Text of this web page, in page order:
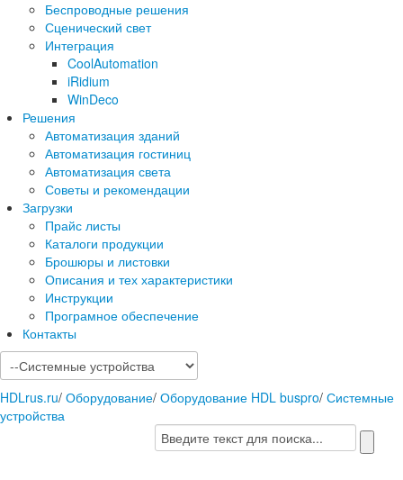
Беспроводные решения
Сценический свет
Интеграция
CoolAutomation
iRidium
WinDeco
Решения
Автоматизация зданий
Автоматизация гостиниц
Автоматизация света
Советы и рекомендации
Загрузки
Прайс листы
Каталоги продукции
Брошюры и листовки
Описания и тех характеристики
Инструкции
Програмное обеспечение
Контакты
HDLrus.ru/ Оборудование/ Оборудование HDL buspro/ Системные
устройства